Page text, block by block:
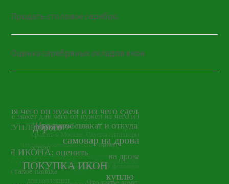
Продать столовое серебро.
Оценка серебряных окладов икон